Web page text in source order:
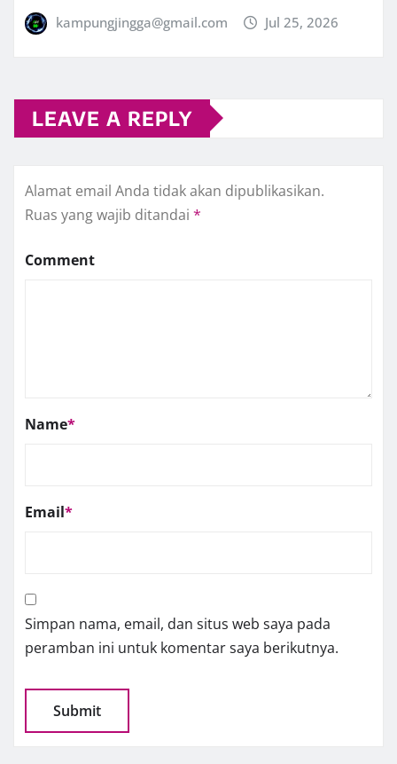
kampungjingga@gmail.com Jul 25, 2026
LEAVE A REPLY
Alamat email Anda tidak akan dipublikasikan.
Ruas yang wajib ditandai *
Comment
Name*
Email*
Simpan nama, email, dan situs web saya pada
peramban ini untuk komentar saya berikutnya.